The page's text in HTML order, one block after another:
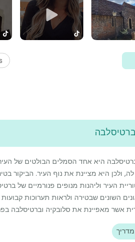
היא אחד הסמלים הבולטים של
ולכן היא מציינת את נוף העיר. הביקור
העיר וליהנות מנופים פנורמיים של
השונים שבטירה ולראות תערוכות
אשר מאפיינת את סלובקיה וברטיסלבה
מדריך